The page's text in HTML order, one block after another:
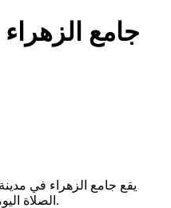
جامع
يقع جامع الزهراء في
الصلاة اليومية والجمعة، ويخدم سكان المنطقة.